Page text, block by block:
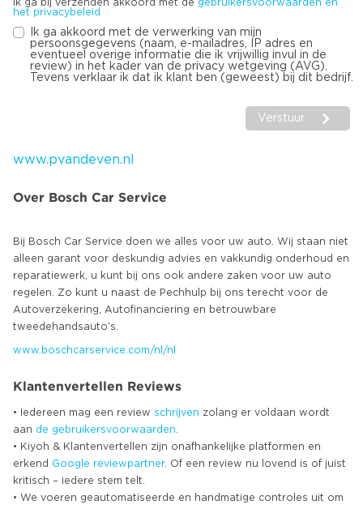
Ik ga bij verzenden akkoord met de gebruikersvoorwaarden en
het privacybeleid
Ik ga akkoord met de verwerking van mijn
persoonsgegevens (naam, e-mailadres, IP adres en
eventueel overige informatie die ik vrijwillig invul in de
review) in het kader van de privacy wetgeving (AVG).
Tevens verklaar ik dat ik klant ben (geweest) bij dit bedrijf.
Verstuur
www.pvandeven.nl
Over Bosch Car Service
Bij Bosch Car Service doen we alles voor uw auto. Wij staan niet
alleen garant voor deskundig advies en vakkundig onderhoud en
reparatiewerk, u kunt bij ons ook andere zaken voor uw auto
regelen. Zo kunt u naast de Pechhulp bij ons terecht voor de
Autoverzekering, Autofinanciering en betrouwbare
www.boschcarservice.com/nl/nl
Klantenvertellen Reviews
• Iedereen mag een review schrijven zolang er voldaan wordt
aan de gebruikersvoorwaarden
• Kiyoh & Klantenvertellen zijn onafhankelijke platformen en
erkend Google reviewpartner. Of een review nu lovend is of juist
kritisch – iedere stem telt.
• We voeren geautomatiseerde en handmatige controles uit om